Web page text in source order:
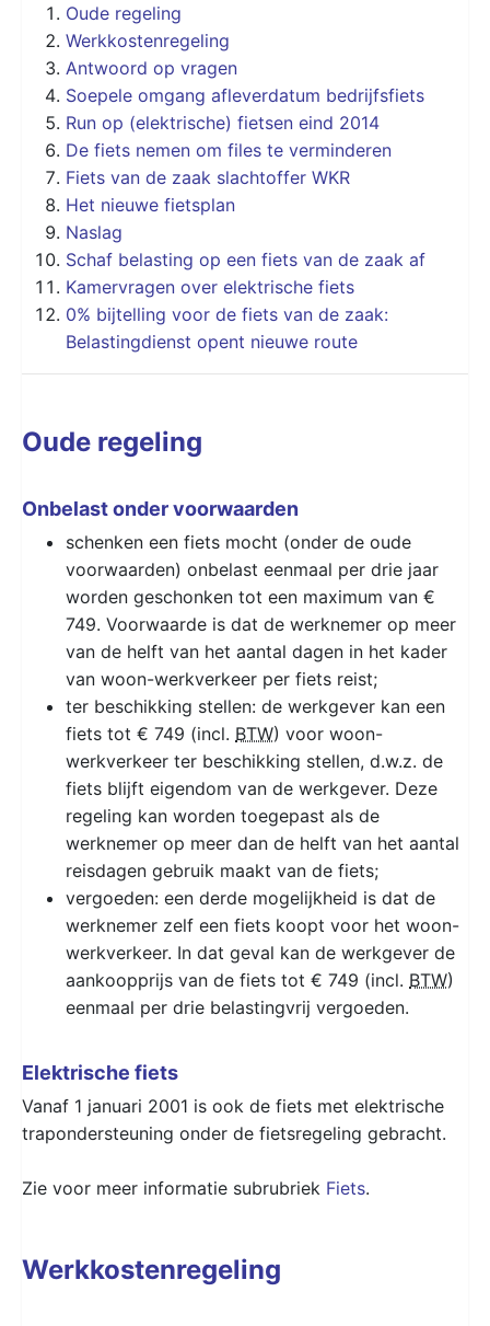
Oude regeling
Werkkostenregeling
Antwoord op vragen
Soepele omgang afleverdatum bedrijfsfiets
Run op (elektrische) fietsen eind 2014
De fiets nemen om files te verminderen
Fiets van de zaak slachtoffer WKR
Het nieuwe fietsplan
Naslag
Schaf belasting op een fiets van de zaak af
Kamervragen over elektrische fiets
0% bijtelling voor de fiets van de zaak:
Belastingdienst opent nieuwe route
Oude regeling
Onbelast onder voorwaarden
schenken een fiets mocht (onder de oude
voorwaarden) onbelast eenmaal per drie jaar
worden geschonken tot een maximum van €
749. Voorwaarde is dat de werknemer op meer
van de helft van het aantal dagen in het kader
van woon-werkverkeer per fiets reist;
ter beschikking stellen: de werkgever kan een
fiets tot € 749 (incl. BTW) voor woon-
werkverkeer ter beschikking stellen, d.w.z. de
fiets blijft eigendom van de werkgever. Deze
regeling kan worden toegepast als de
werknemer op meer dan de helft van het aantal
reisdagen gebruik maakt van de fiets;
vergoeden: een derde mogelijkheid is dat de
werknemer zelf een fiets koopt voor het woon-
werkverkeer. In dat geval kan de werkgever de
aankoopprijs van de fiets tot € 749 (incl. BTW)
eenmaal per drie belastingvrij vergoeden.
Elektrische fiets
Vanaf 1 januari 2001 is ook de fiets met elektrische
trapondersteuning onder de fietsregeling gebracht.
Zie voor meer informatie subrubriek Fiets.
Werkkostenregeling